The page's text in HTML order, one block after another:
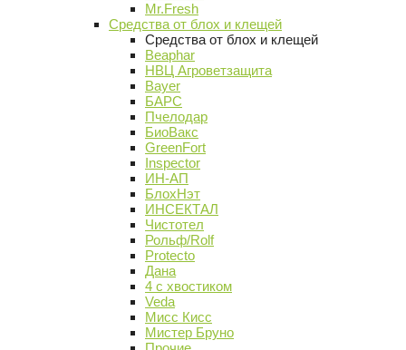
Mr.Fresh
Средства от блох и клещей
Средства от блох и клещей
Beaphar
НВЦ Агроветзащита
Bayer
БАРС
Пчелодар
БиоВакс
GreenFort
Inspector
ИН-АП
БлохНэт
ИНСЕКТАЛ
Чистотел
Рольф/Rolf
Protecto
Дана
4 с хвостиком
Veda
Мисс Кисс
Мистер Бруно